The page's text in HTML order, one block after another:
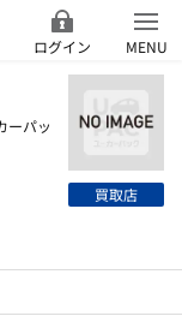
ログイン MENU
ーパッ
買取店